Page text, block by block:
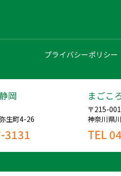
プライバシーポリシー
岡
生町4-26
3131
まごこ
〒215-
神奈川県
TEL